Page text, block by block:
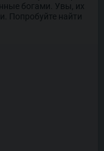
богами. Увы, их
Попробуйте найти